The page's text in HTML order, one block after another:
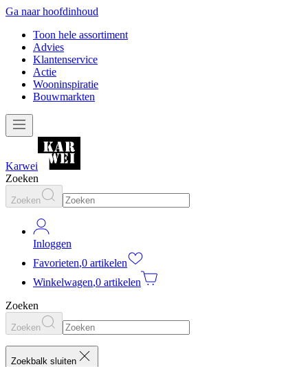
Ga naar hoofdinhoud
Toon hele assortiment
Advies
Klantenservice
Actie
Wooninspiratie
Bouwmarkten
Karwei
Zoeken
Zoeken
Inloggen
Favorieten,0 artikelen
Winkelwagen,0 artikelen
Zoeken
Zoeken
Zoekbalk sluiten